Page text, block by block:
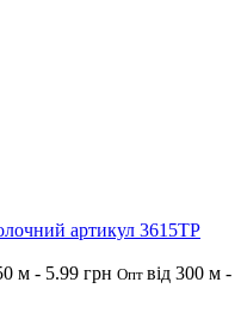
артикул 3615ТР
м - 5.99 грн Опт від 300 м -